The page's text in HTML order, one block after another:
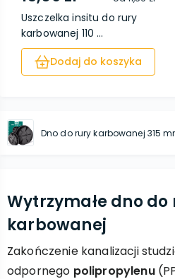
Uszczelka insitu do rury
karbowanej 110 ...
Dodaj do koszyka
Dno do rury karbowanej 315
Wytrzymałe dno do
karbowanej
Zakończenie kanalizacji
odpornego polipropylenu